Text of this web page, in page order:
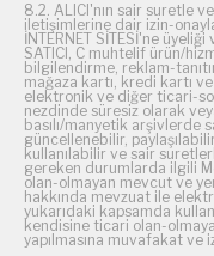
8.2. ALICI'nın sair suretle
iletişimlerine dair izin-
İNTERNET SİTESİ'ne
SATICI, C muhtelif ürün/
bilgilendirme, reklam-
mağaza kartı, kredi kartı
elektronik ve diğer ticari-
nezdinde süresiz olarak
basılı/manyetik arşivlerde
güncellenebilir,
kullanılabilir ve sair
gereken durumlarda ilgili
olan-olmayan mevcut ve
hakkında mevzuat ile
yukarıdaki kapsamda
kendisine ticari olan-
yapılmasına muvafakat ve